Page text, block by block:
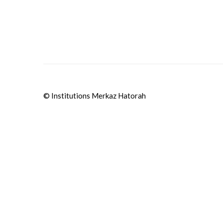
© Institutions Merkaz Hatorah